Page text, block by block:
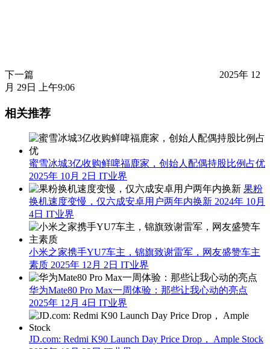
下一篇
2025年 12
月 29日 上午9:06
相关推荐
蜜雪冰城3亿收购鲜啤福鹿家，创始人配偶持股比例占优
2025年 10月 2日 IT业界
果粉
换机速度变慢，仅六成安卓用户两年内换新 2024年 10月
4日 IT业界
小米之家携手YU7车主，锦旗致谢雷军，网友盛赞车主
素质 2025年 12月 2日 IT业界
华为Mate80 Pro Max一周体验：那些让我心动的亮点
2025年 12月 4日 IT业界
JD.com: Redmi K90 Launch Day Price Drop， Ample Stock